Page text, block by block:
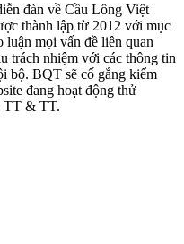
đàn về Cầu Lông Việt
thành lập từ 2012 với mục
luận mọi vấn đề liên quan
trách nhiệm với các thông tin
bộ. BQT sẽ cố gắng kiểm
đang hoạt động thử
TT & TT.